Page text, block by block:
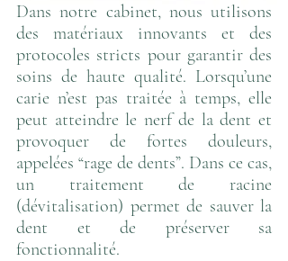
Dans notre cabinet, nous utilisons
des matériaux innovants et des
protocoles stricts pour garantir des
soins de haute qualité. Lorsqu’une
carie n’est pas traitée à temps, elle
peut atteindre le nerf de la dent et
provoquer de fortes douleurs,
appelées “rage de dents”. Dans ce cas,
un traitement de racine
(dévitalisation) permet de sauver la
dent et de préserver sa
fonctionnalité.